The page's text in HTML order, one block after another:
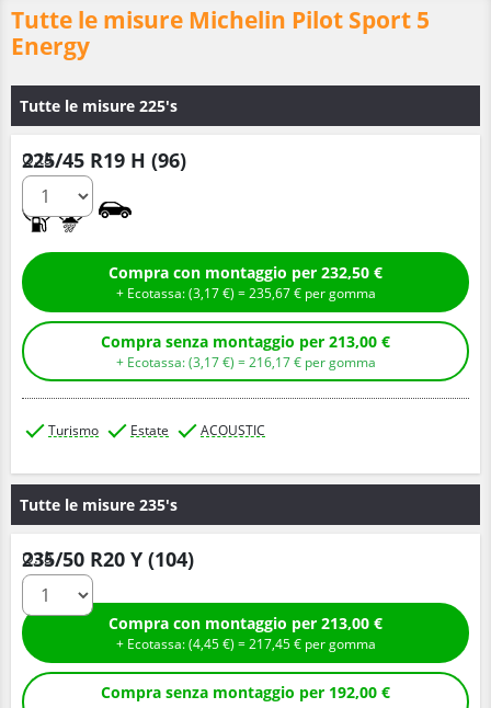
Tutte le misure Michelin Pilot Sport 5
Energy
Tutte le misure 225's
225/45 R19 H (96)
Q.tà
Compra con montaggio per 232,50 €
+ Ecotassa: (3,17€ ) =235,67€ per gomma
Compra senza montaggio per 213,00 €
+ Ecotassa: (3,17€ ) =216,17€ per gomma
Turismo Estate ACOUSTIC
Tutte le misure 235's
235/50 R20 Y (104)
Q.tà
Compra con montaggio per 213,00 €
+ Ecotassa: (4,45€ ) =217,45€ per gomma
Compra senza montaggio per 192,00 €